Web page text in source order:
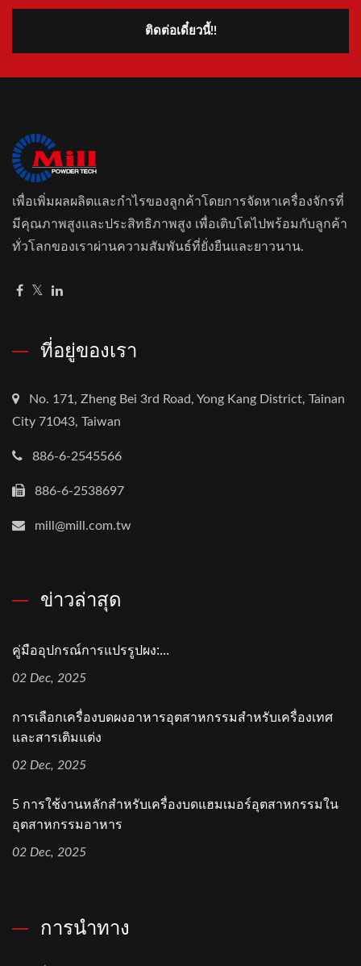
ติดต่อเดี๋ยวนี้!!
เพื่อเพิ่มผลผลิตและกำไรของลูกค้าโดยการจัดหาเครื่องจักรที่
มีคุณภาพสูงและประสิทธิภาพสูง เพื่อเติบโตไปพร้อมกับลูกค้า
ทั่วโลกของเราผ่านความสัมพันธ์ที่ยั่งยืนและยาวนาน.
ที่อยู่ของเรา
No. 171, Zheng Bei 3rd Road, Yong Kang District, Tainan
City 71043, Taiwan
886-6-2545566
886-6-2538697
mill@mill.com.tw
ข่าวล่าสุด
คู่มืออุปกรณ์การแปรรูปผง:...
02 Dec, 2025
การเลือกเครื่องบดผงอาหารอุตสาหกรรมสำหรับเครื่องเทศ
และสารเติมแต่ง
02 Dec, 2025
5 การใช้งานหลักสำหรับเครื่องบดแฮมเมอร์อุตสาหกรรมใน
อุตสาหกรรมอาหาร
02 Dec, 2025
การนำทาง